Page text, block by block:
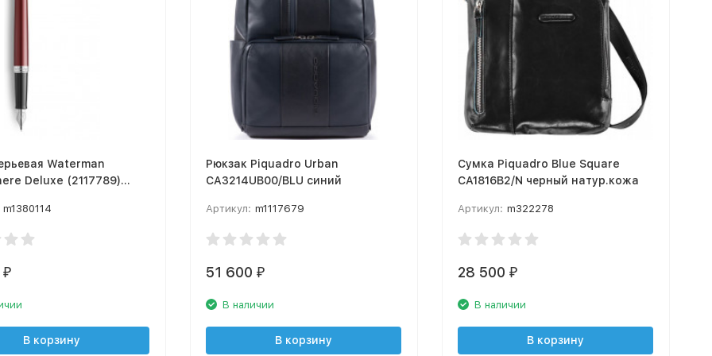
Waterman
Deluxe (2117789)
подар.кор.
m1380114
₽
В корзину
Рюкзак Piquadro Urban
CA3214UB00/BLU синий
Артикул: m1117679
51 600 ₽
В наличии
В корзину
Сумка Piquadro Blue Square
CA1816B2/N черный натур.кожа
Артикул: m322278
28 500 ₽
В наличии
В корзину